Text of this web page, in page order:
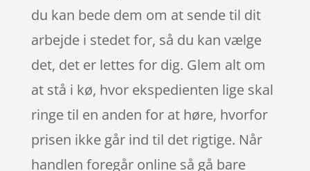
du kan bede dem om at sende til dit
arbejde i stedet for, så du kan vælge
det, det er lettes for dig. Glem alt om
at stå i kø, hvor ekspedienten lige skal
ringe til en anden for at høre, hvorfor
prisen ikke går ind til det rigtige. Når
handlen foregår online så gå bare